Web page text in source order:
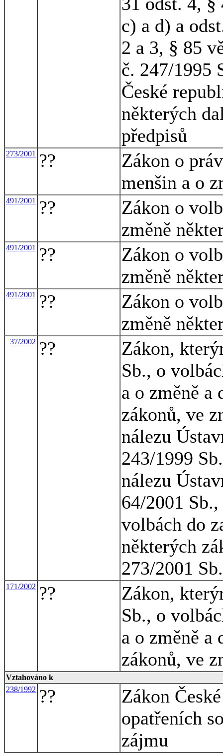
c) a d) a
2 a 3, § 85
č. 247/1995
České
některých
předpisů
273/2001 ??
Zákon o
menšin a o
491/2001 ??
Zákon o
změně
491/2001 ??
Zákon o
změně
491/2001 ??
Zákon o
změně
37/2002 ??
Zákon,
Sb., o
a o změně a
zákonů, ve
nálezu
243/1999
nálezu
64/2001
volbách do
některých
273/2001 Sb.
171/2002 ??
Zákon,
Sb., o
a o změně a
zákonů, ve
Vztahováno k
238/1992 ??
Zákon
opatřeních
zájmu